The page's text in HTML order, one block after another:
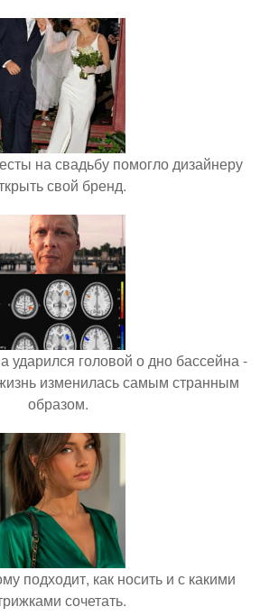
на свадьбу помогло дизайнеру
свой бренд.
ударился головой о дно бассейна -
изменилась самым странным
образом.
подходит, как носить и с какими
сочетать.